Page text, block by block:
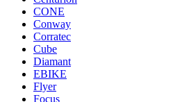
CONE
Conway
Corratec
Cube
Diamant
EBIKE
Flyer
Focus